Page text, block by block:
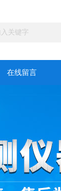
在线留言